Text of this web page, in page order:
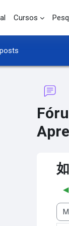
Cursos
◀︎